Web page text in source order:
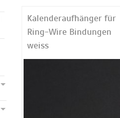
Kalenderaufhänger für
Ring-Wire Bindungen
weiss